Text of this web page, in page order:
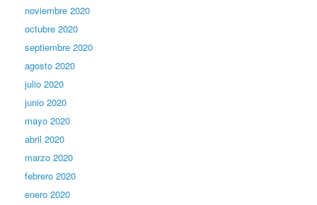
noviembre 2020
octubre 2020
septiembre 2020
agosto 2020
julio 2020
junio 2020
mayo 2020
abril 2020
marzo 2020
febrero 2020
enero 2020